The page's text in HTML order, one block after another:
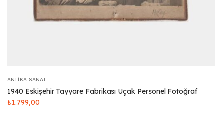
ANTIKA-SANAT
1940 Eskişehir Tayyare Fabrikası Uçak Personel Fotoğraf
₺1.799,00